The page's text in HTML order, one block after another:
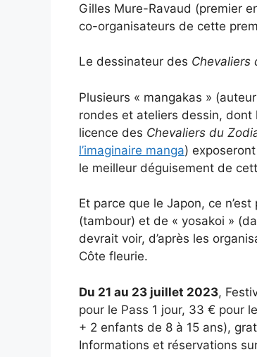
Gilles Mure-Ravaud (premier
co-organisateurs de cette
Le dessinateur des Chevaliers
Plusieurs « mangakas »
rondes et ateliers dessin, dont
licence des Chevaliers du
l’imaginaire manga)
le meilleur déguisement de
Et parce que le Japon, ce
(tambour) et de « yosakoi »
devrait voir, d’après les
Côte fleurie.
Du 21 au 23 juillet 2023,
pour le Pass 1 jour, 33 € pour
+ 2 enfants de 8 à 15 ans),
Informations et réservations